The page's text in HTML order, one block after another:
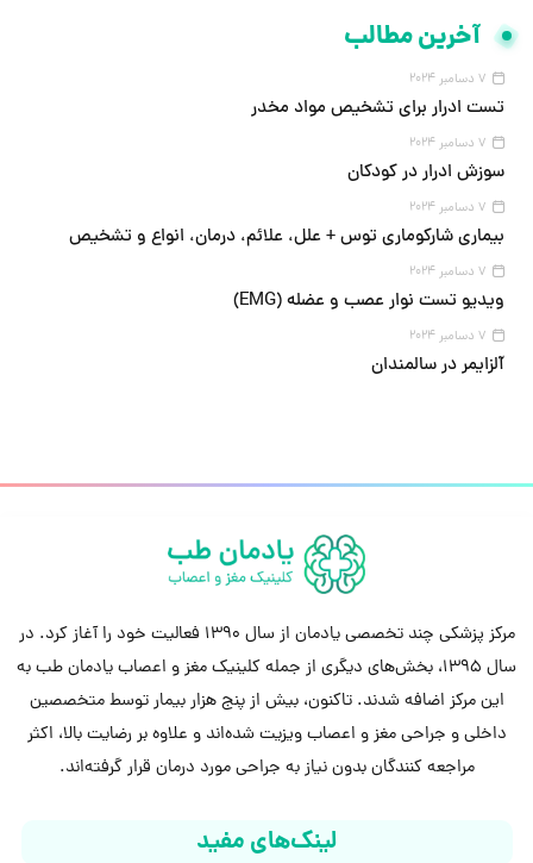
آخرین مطالب
7 دسامبر 2024
تست ادرار برای تشخیص مواد مخدر
7 دسامبر 2024
سوزش ادرار در کودکان
7 دسامبر 2024
بیماری شارکوماری توس + علل، علائم، درمان، انواع و تشخیص
7 دسامبر 2024
ویدیو تست نوار عصب و عضله (EMG)
7 دسامبر 2024
آلزایمر در سالمندان
مرکز پزشکی چند تخصصی یادمان از سال 1390 فعالیت خود را آغاز کرد. در
سال 1395، بخش‌های دیگری از جمله کلینیک مغز و اعصاب یادمان طب به
این مرکز اضافه شدند. تاکنون، بیش از پنج هزار بیمار توسط متخصصین
داخلی و جراحی مغز و اعصاب ویزیت شده‌اند و علاوه بر رضایت بالا، اکثر
مراجعه کنندگان بدون نیاز به جراحی مورد درمان قرار گرفته‌اند.
لینک‌های مفید